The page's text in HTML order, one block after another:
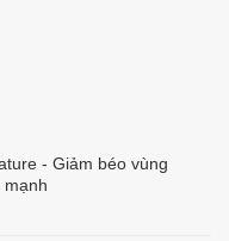
- Giảm béo vùng
mạnh